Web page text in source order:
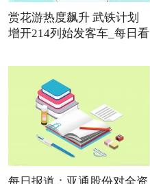
赏花游热度飙升 武铁计划
增开214列始发客车_每日看
每日报道：亚通股份对全资